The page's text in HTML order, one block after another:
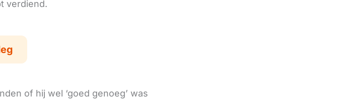
verdiend.
of hij wel ‘goed genoeg’ was